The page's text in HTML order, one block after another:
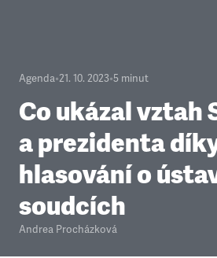
Agenda•21. 10. 2023•5 minut
Co ukázal vztah
a prezidenta
hlasování o
soudcích
Andrea Procházková